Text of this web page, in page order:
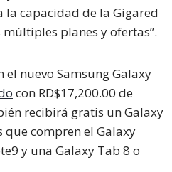
capacidad de la Gigared
planes y ofertas”.
nuevo Samsung Galaxy
con RD$17,200.00 de
recibirá gratis un Galaxy
que compren el Galaxy
y una Galaxy Tab 8 o